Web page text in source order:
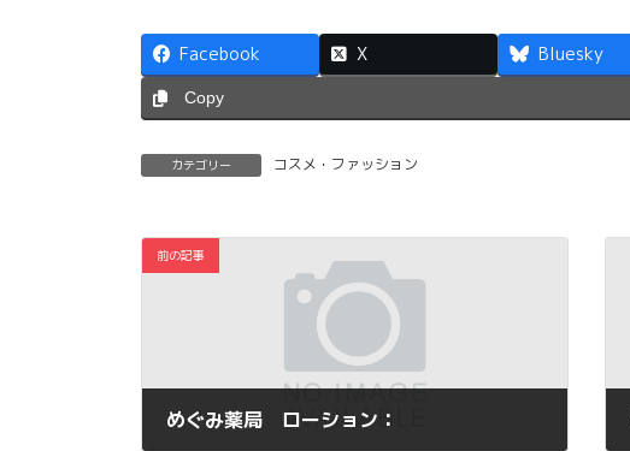
Facebook X Bluesky
Copy
カテゴリー コスメ・ファッション
前の記事
めぐみ薬局 ローション：